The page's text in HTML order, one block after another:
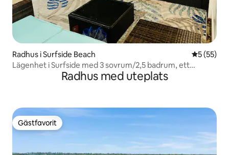
Radhus i Surfside Beach 5 av 5 i
5 (55)
Lägenhet i Surfside med 3 sovrum/2,5 badrum, ett
kvarter från stranden!Radhus med uteplats
Gästfavorit
Gästfavorit